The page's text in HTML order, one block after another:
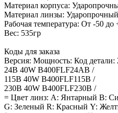
Материал корпуса:
Материал линзы:
Рабочая температура: От -50 до
Вес: 535гр
Коды для заказа
Версия: Мощность: Код
24В 40W B400FLF24AB /
115В 40W B400FLF115B /
230В 40W B400FLF230B /
= Цвет линз: А: Янтарный B:
G: Зеленый R: Красный Y: